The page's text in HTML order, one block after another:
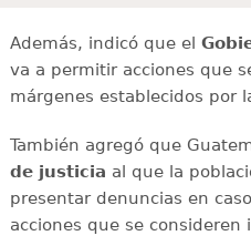
Además, indicó que el
va a permitir acciones que
márgenes establecidos por
También agregó que
de justicia al que la
presentar denuncias en
acciones que se consideren